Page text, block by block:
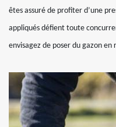
êtes assuré de profiter d’une
appliqués défient toute
envisagez de poser du gazon